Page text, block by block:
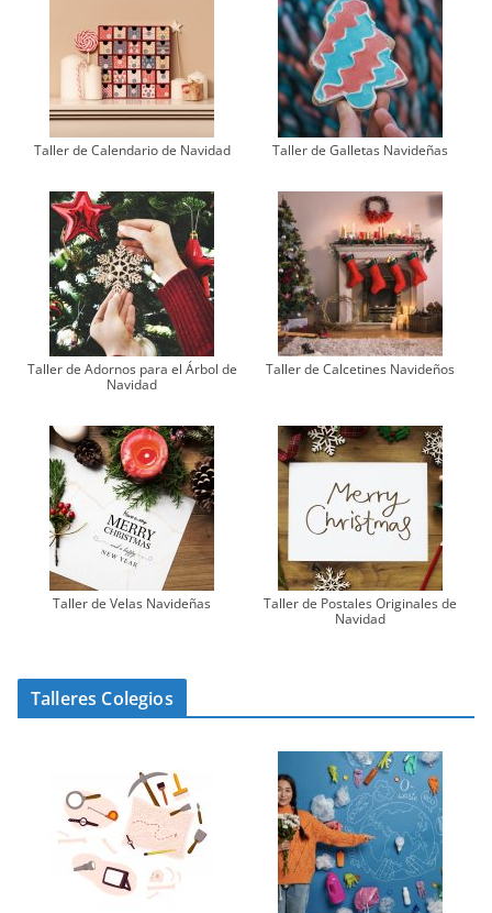
Taller de Calendario de Navidad Taller de Galletas Navideñas
Taller de Adornos para el Árbol de
Navidad
Taller de Calcetines Navideños
Taller de Velas Navideñas
Taller de Postales Originales de
Navidad
Talleres Colegios